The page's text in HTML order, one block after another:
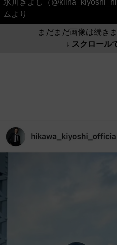
氷川きよし（
ムより
まだまだ画像は続き
↓ スクロール